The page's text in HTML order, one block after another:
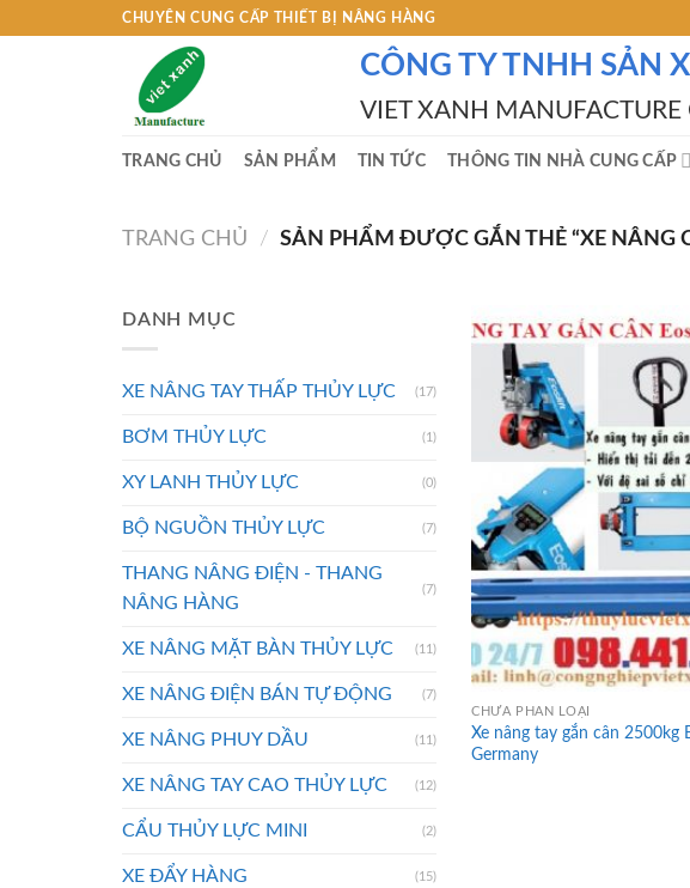
CHUYÊN CUNG CẤP THIẾT BỊ NÂNG HÀNG
CÔNG TY TNHH SẢN
VIET XANH
TRANG CHỦ SẢN PHẨM TIN TỨC THÔNG TIN NHÀ CUNG CẤP
TRANG CHỦ / SẢN PHẨM ĐƯỢC GẮN THẺ “XE NÂNG
DANH MỤC
XE NÂNG TAY THẤP THỦY LỰC (17)
BƠM THỦY LỰC (1)
XY LANH THỦY LỰC (0)
BỘ NGUỒN THỦY LỰC (7)
THANG NÂNG ĐIỆN - THANG
NÂNG HÀNG
(7)
XE NÂNG MẶT BÀN THỦY LỰC (11)
XE NÂNG ĐIỆN BÁN TỰ ĐỘNG (7)
XE NÂNG PHUY DẦU (11)
XE NÂNG TAY CAO THỦY LỰC (12)
CẨU THỦY LỰC MINI (2)
XE ĐẨY HÀNG (15)
CHƯA PHÂN LOẠI
Xe nâng tay gắn cân 2500kg
Germany